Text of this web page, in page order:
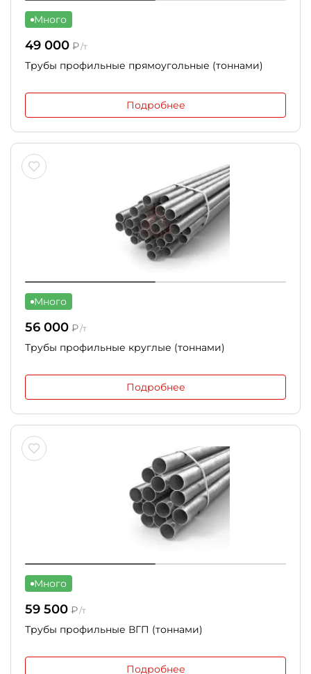
Много
49 000 ₽/т
Трубы профильные прямоугольные (тоннами)
Подробнее
Много
56 000 ₽/т
Трубы профильные круглые (тоннами)
Подробнее
Много
59 500 ₽/т
Трубы профильные ВГП (тоннами)
Подробнее